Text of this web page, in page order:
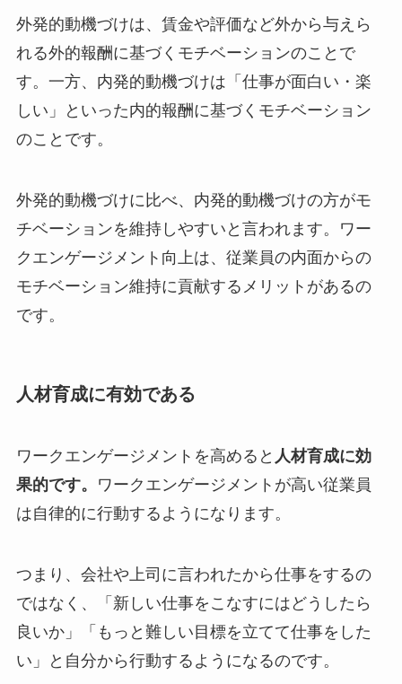
外発的動機づけは、賃金や評価など外から与えら
れる外的報酬に基づくモチベーションのことで
す。一方、内発的動機づけは「仕事が面白い・楽
しい」といった内的報酬に基づくモチベーション
のことです。
外発的動機づけに比べ、内発的動機づけの方がモ
チベーションを維持しやすいと言われます。ワー
クエンゲージメント向上は、従業員の内面からの
モチベーション維持に貢献するメリットがあるの
です。
人材育成に有効である
ワークエンゲージメントを高めると 人材育成に効
果的です。
ワークエンゲージメントが高い従業員
は自律的に行動するようになります。
つまり、会社や上司に言われたから仕事をするの
ではなく、「新しい仕事をこなすにはどうしたら
良いか」「もっと難しい目標を立てて仕事をした
い」と自分から行動するようになるのです。